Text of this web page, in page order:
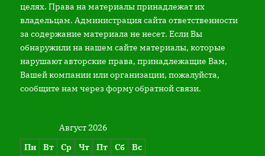
целях. Права на материалы принадлежат их
владельцам. Администрация сайта ответственности
за содержание материала не несет. Если Вы
обнаружили на нашем сайте материалы, которые
нарушают авторские права, принадлежащие Вам,
Вашей компании или организации, пожалуйста,
сообщите нам через форму обратной связи.
Август 2026
Пн
Вт Ср Чт Пт Сб
Вс